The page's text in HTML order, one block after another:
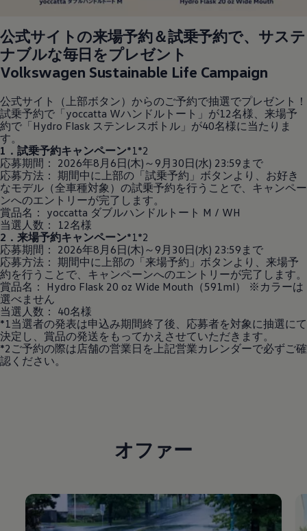
公式サイトの来場予約＆試乗予約で、サステ
ナブルな毎日をプレゼント
Volkswagen Sustainable Life Campaign
公式サイト（上部ボタン）からのご予約で抽選でプレゼント！
試乗予約で「yoccatta Wハンドルトート」が12名様、来場予
約で「Hydro Flask ステンレスボトル」が40名様に当たりま
す。
1．試乗予約キャンペーン*1*2
応募期間： 2026年8月6日(木)～9月30日(水) 23:59まで
応募方法： 期間中に上部の「試乗予約」ボタンより、お好き
なモデル（全車種対象）の試乗予約を行うことで、キャンペー
ンへのエントリーが完了します。
賞品名： yoccatta ダブルハンドルトート M / WH
当選人数： 12名様
2．来場予約キャンペーン*1*2
応募期間： 2026年8月6日(木)～9月30日(水) 23:59まで
応募方法： 期間中に上部の「来場予約」ボタンより、来場予
約を行うことで、キャンペーンへのエントリーが完了します。
賞品名： Hydro Flask 20 oz Wide Mouth（591ml） ※カラーは
選べません
当選人数： 40名様
*1当選者の発表は申込み期間終了後、応募者を対象に抽選にて
決定し、賞品の発送をもってかえさせていただきます。
*2ご予約の際は店舗の営業日を上記営業カレンダーで必ずご確
認ください。
オファー